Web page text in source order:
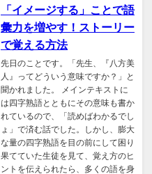
「イメージする」ことで語
彙力を増やす！ストーリー
で覚える方法
先日のことです。「先生、『八方美
人』ってどういう意味ですか？」と
聞かれました。 メインテキストに
は四字熟語とともにその意味も書か
れているので、「読めばわかるでし
ょ」で済む話でした。しかし、膨大
な量の四字熟語を目の前にして困り
果てていた生徒を見て、覚え方のヒ
ントを伝えられたら、多くの語を身